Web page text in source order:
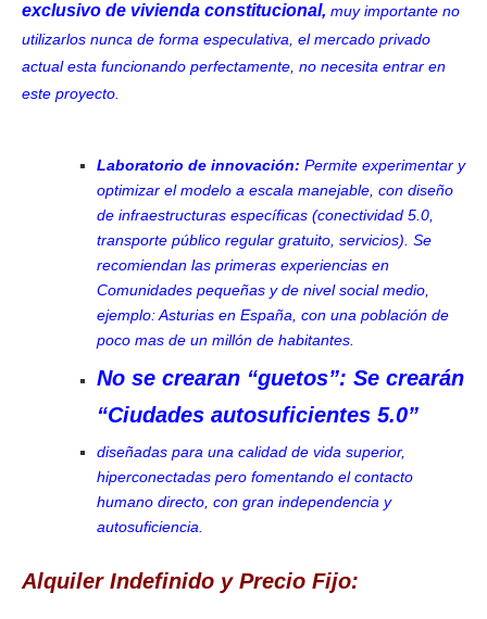
exclusivo de vivienda constitucional, muy importante no
utilizarlos nunca de forma especulativa, el mercado privado
actual esta funcionando perfectamente, no necesita entrar en
este proyecto.
Laboratorio de innovación: Permite experimentar y
optimizar el modelo a escala manejable, con diseño
de infraestructuras específicas (conectividad 5.0,
transporte público regular gratuito, servicios). Se
recomiendan las primeras experiencias en
Comunidades pequeñas y de nivel social medio,
ejemplo: Asturias en España, con una población de
poco mas de un millón de habitantes.
No se crearan “guetos”: Se crearán
“Ciudades autosuficientes 5.0”
diseñadas para una calidad de vida superior,
hiperconectadas pero fomentando el contacto
humano directo, con gran independencia y
autosuficiencia.
Alquiler Indefinido y Precio Fijo: